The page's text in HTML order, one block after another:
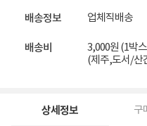
배송정보 업체직배송
배송비
3,000원 (1박
(제주,도서/산
상세정보 구